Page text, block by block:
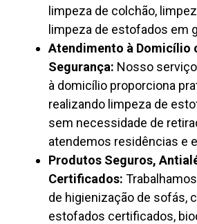
limpeza de colchão,
limpeza de estofados em
Atendimento à Domicílio
Segurança: Nosso
à domicílio proporciona
realizando limpeza de
sem necessidade de
atendemos residências e
Produtos Seguros,
Certificados:
de higienização de sofás,
estofados certificados,